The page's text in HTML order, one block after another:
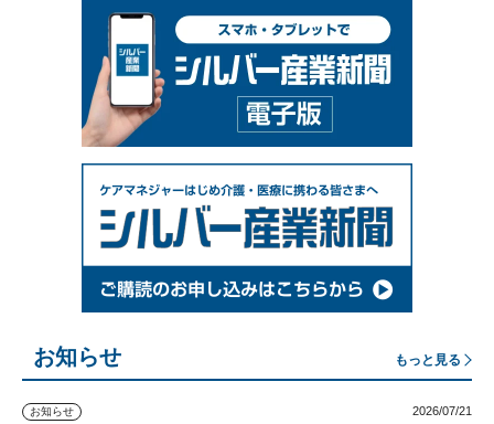
お知らせ もっと見る
お知らせ 2026/07/21